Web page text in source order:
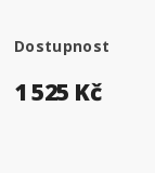
Dostupnost
1 525 Kč